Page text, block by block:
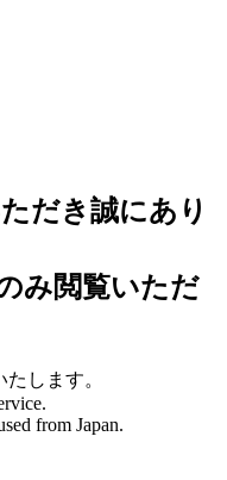
だき誠にあり
み閲覧いただ
します。
from Japan.